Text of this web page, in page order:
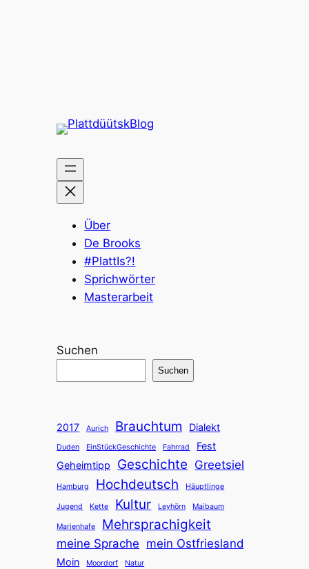
Über
De Brooks
#PlattIs?!
Sprichwörter
Masterarbeit
Suchen
Suchen
2017 Aurich Brauchtum Dialekt
Duden EinStückGeschichte Fahrrad
Fest
Geheimtipp
Geschichte Greetsiel
Hamburg Hochdeutsch Häuptlinge
Jugend Kette Kultur Leyhörn Maibaum
Marienhafe Mehrsprachigkeit
meine Sprache mein Ostfriesland
Moin Moordorf Natur